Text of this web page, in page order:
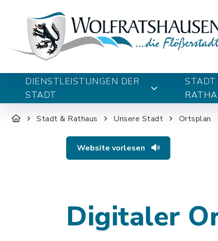
DIENSTLEISTUNGEN DER
STADT
STADT
Stadt & Rathaus Unsere Stadt Ortsplan
Website vorlesen
Digitaler